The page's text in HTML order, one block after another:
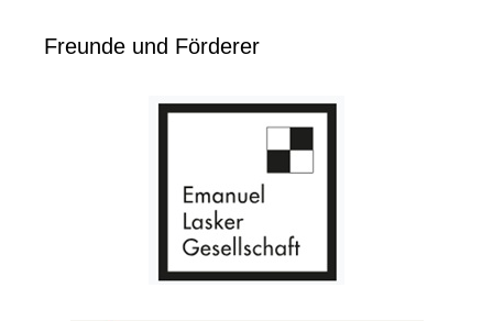
Freunde und Förderer